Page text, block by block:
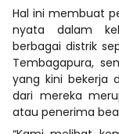
Hal ini membuat
nyata dalam
berbagai distrik
Tembagapura,
yang kini bekerja
dari mereka
atau penerima